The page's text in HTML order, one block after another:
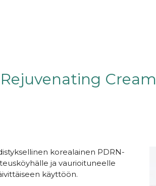
Cream
korealainen PDRN-
ja vaurioituneelle
käyttöön.